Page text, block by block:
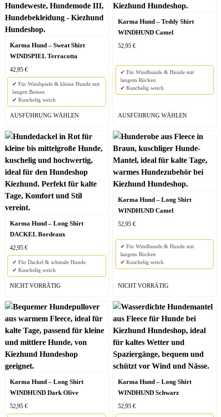
Karma Hund – Sweat Shirt
WINDSPIEL Terracotta
42,95 €
✔ Für Windspiele & kleine Hunde mit
langen Beinen
✔ Kuschelig weich
AUSFÜHRUNG WÄHLEN
Karma Hund – Teddy Shirt
WINDHUND Camel
52,95 €
✔ Für Windhunde & Hunde mit
langem Rücken
✔ Kuschelig weich
AUSFÜHRUNG WÄHLEN
Karma Hund – Long Shirt
DACKEL Bordeaux
42,95 €
✔ Für Dackel & schmale Hunde
✔ Kuschelig weich
NICHT VORRÄTIG
Karma Hund – Long Shirt
WINDHUND Camel
52,95 €
✔ Für Windhunde & Hunde mit
langem Rücken
✔ Kuschelig weich
NICHT VORRÄTIG
Karma Hund – Long Shirt
WINDHUND Dark Olive
52,95 €
Karma Hund – Long Shirt
WINDHUND Schwarz
52,95 €